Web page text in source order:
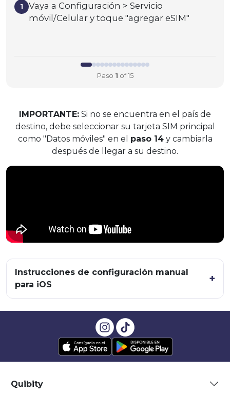
1
Vaya a Configuración > Servicio
móvil/Celular y toque "agregar eSIM"
Paso 1 of 15
IMPORTANTE: Si no se encuentra en el país de
destino, debe seleccionar su tarjeta SIM principal
como "Datos móviles" en el paso 14y cambiarla
después de llegar a su destino.
Instrucciones de configuración manual
para iOS
Quibity